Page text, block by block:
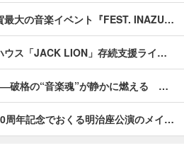
最大の音楽イベント『FEST. INAZU…
ウス「JACK LION」存続支援ライ…
破格の“音楽魂”が静かに燃える …
周年記念でおくる明治座公演のメイ…